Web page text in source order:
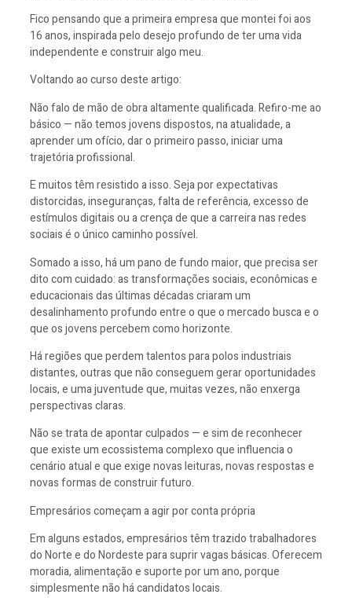
Fico pensando que a primeira empresa que montei foi aos
16 anos, inspirada pelo desejo profundo de ter uma vida
independente e construir algo meu.
Voltando ao curso deste artigo:
Não falo de mão de obra altamente qualificada. Refiro-me ao
básico — não temos jovens dispostos, na atualidade, a
aprender um ofício, dar o primeiro passo, iniciar uma
trajetória profissional.
E muitos têm resistido a isso. Seja por expectativas
distorcidas, inseguranças, falta de referência, excesso de
estímulos digitais ou a crença de que a carreira nas redes
sociais é o único caminho possível.
Somado a isso, há um pano de fundo maior, que precisa ser
dito com cuidado:as transformações sociais, econômicas e
educacionais das últimas décadas criaram um
desalinhamento profundo entre o que o mercado busca e o
que os jovens percebem como horizonte.
Há regiões que perdem talentos para polos industriais
distantes, outras que não conseguem gerar oportunidades
locais, e uma juventude que, muitas vezes, não enxerga
perspectivas claras.
Não se trata de apontar culpados — e sim de reconhecer
que existe um ecossistema complexo que influencia o
cenário atual e que exige novas leituras, novas respostas e
novas formas de construir futuro.
Empresários começam a agir por conta própria
Em alguns estados, empresários têm trazido trabalhadores
do Norte e do Nordeste para suprir vagas básicas. Oferecem
moradia, alimentação e suporte por um ano, porque
simplesmente não há candidatos locais.